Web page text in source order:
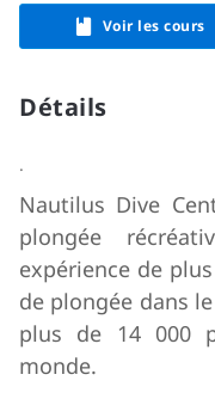
Voir les cours
Détails
.
Nautilus Dive
plongée
expérience de
de plongée dans
plus de 14 000
monde.